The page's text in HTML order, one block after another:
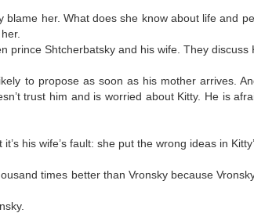
blame her. What does she know about life
prince Shtcherbatsky and his wife. They discuss
to propose as soon as his mother arrives.
trust him and is worried about Kitty. He is
his wife’s fault: she put the wrong ideas in
times better than Vronsky because